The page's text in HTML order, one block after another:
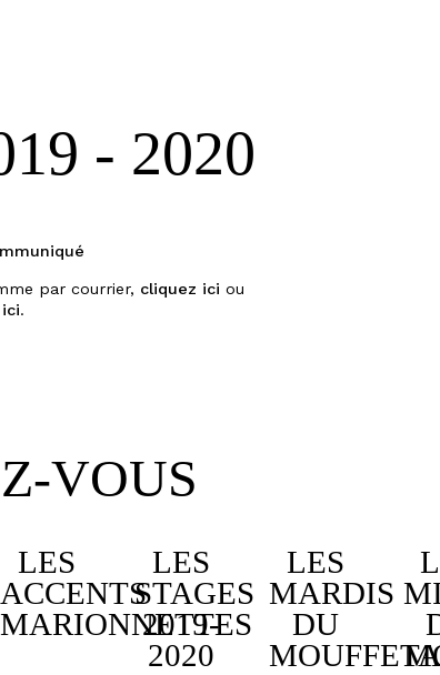
- 2020
par courrier, cliquez ici ou
.
VOUS
LES
ACCENTS
MARIONNETTES
LES
STAGES
2019-
2020
LES
MARDIS
DU